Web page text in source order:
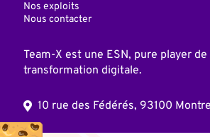
Nos exploits
Nous contacter
Team-X est une ESN, pure player de
transformation digitale.
10 rue des Fédérés, 93100